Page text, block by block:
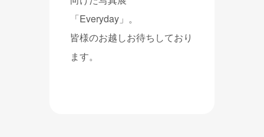
「Everyday」。
皆様のお越しお待ちしており
ます。